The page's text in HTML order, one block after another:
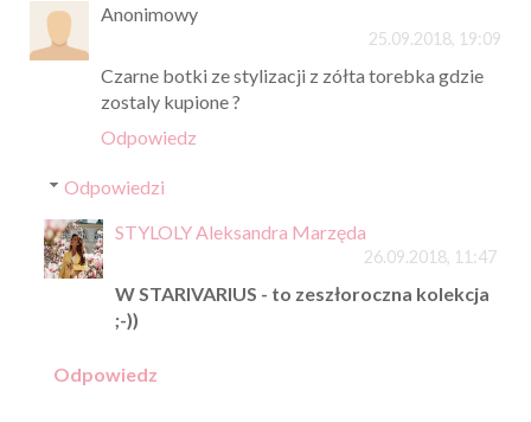
Anonimowy
25.09.2018, 19:09
Czarne botki ze stylizacji z zółta torebka gdzie
zostaly kupione ?
Odpowiedz
Odpowiedzi
STYLOLY Aleksandra Marzęda
26.09.2018, 11:47
W STARIVARIUS - to zeszłoroczna kolekcja
;-))
Odpowiedz